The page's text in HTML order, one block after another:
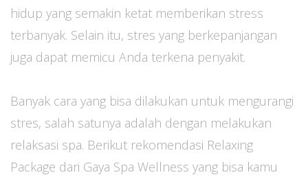
hidup yang semakin ketat memberikan stress
terbanyak. Selain itu, stres yang berkepanjangan
juga dapat memicu Anda terkena penyakit.
Banyak cara yang bisa dilakukan untuk mengurangi
stres, salah satunya adalah dengan melakukan
relaksasi spa. Berikut rekomendasi Relaxing
Package dari Gaya Spa Wellness yang bisa kamu